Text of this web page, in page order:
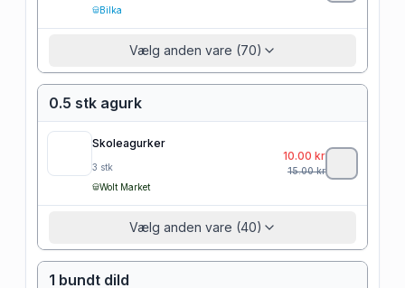
Bilka
Vælg anden vare (70)
0.5 stk agurk
Skoleagurker
3 stk
Wolt Market
10.00 kr
15.00kr
Vælg anden vare (40)
1 bundt dild